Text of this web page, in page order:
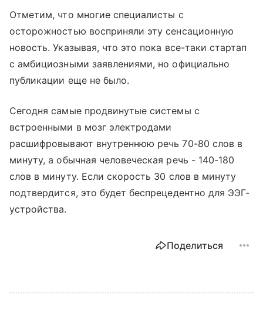
Отметим, что многие специалисты с
осторожностью восприняли эту сенсационную
новость. Указывая, что это пока все-таки стартап
с амбициозными заявлениями, но официально
публикации еще не было.
Сегодня самые продвинутые системы с
встроенными в мозг электродами
расшифровывают внутреннюю речь 70-80 слов в
минуту, а обычная человеческая речь - 140-180
слов в минуту. Если скорость 30 слов в минуту
подтвердится, это будет беспрецедентно для ЭЭГ-
устройства.
Поделиться